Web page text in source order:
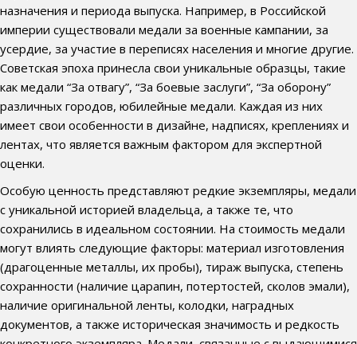
назначения и периода выпуска. Например, в Российской
империи существовали медали за военные кампании, за
усердие, за участие в переписях населения и многие другие.
Советская эпоха принесла свои уникальные образцы, такие
как медали “За отвагу”, “За боевые заслуги”, “За оборону”
различных городов, юбилейные медали. Каждая из них
имеет свои особенности в дизайне, надписях, креплениях и
лентах, что является важным фактором для экспертной
оценки.
Особую ценность представляют редкие экземпляры, медали
с уникальной историей владельца, а также те, что
сохранились в идеальном состоянии. На стоимость медали
могут влиять следующие факторы: материал изготовления
(драгоценные металлы, их пробы), тираж выпуска, степень
сохранности (наличие царапин, потертостей, сколов эмали),
наличие оригинальной ленты, колодки, наградных
документов, а также историческая значимость и редкость